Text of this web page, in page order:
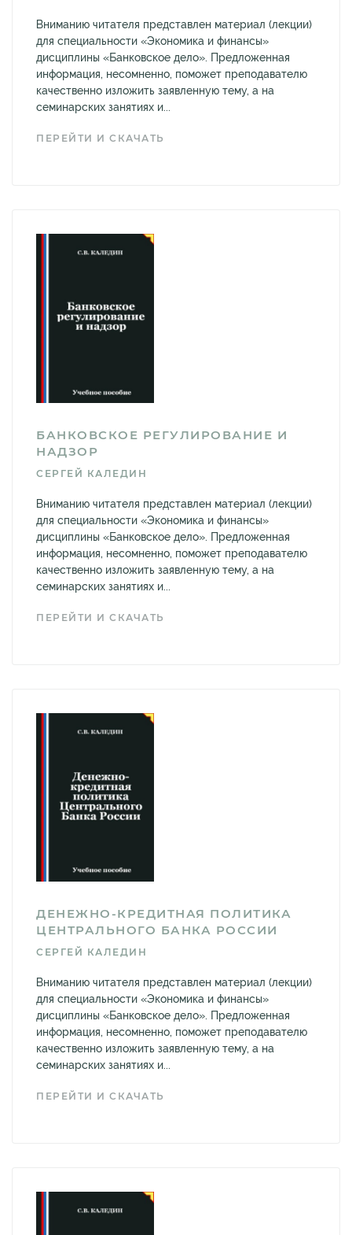
Вниманию читателя представлен материал (лекции)
для специальности «Экономика и финансы»
дисциплины «Банковское дело». Предложенная
информация, несомненно, поможет преподавателю
качественно изложить заявленную тему, а на
семинарских занятиях и...
ПЕРЕЙТИ И СКАЧАТЬ
БАНКОВСКОЕ РЕГУЛИРОВАНИЕ И
НАДЗОР
СЕРГЕЙ КАЛЕДИН
Вниманию читателя представлен материал (лекции)
для специальности «Экономика и финансы»
дисциплины «Банковское дело». Предложенная
информация, несомненно, поможет преподавателю
качественно изложить заявленную тему, а на
семинарских занятиях и...
ПЕРЕЙТИ И СКАЧАТЬ
ДЕНЕЖНО-КРЕДИТНАЯ ПОЛИТИКА
ЦЕНТРАЛЬНОГО БАНКА РОССИИ
СЕРГЕЙ КАЛЕДИН
Вниманию читателя представлен материал (лекции)
для специальности «Экономика и финансы»
дисциплины «Банковское дело». Предложенная
информация, несомненно, поможет преподавателю
качественно изложить заявленную тему, а на
семинарских занятиях и...
ПЕРЕЙТИ И СКАЧАТЬ